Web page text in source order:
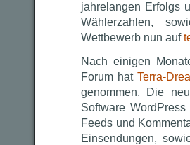
jahrelangen Erfolgs
Wählerzahlen,
Wettbewerb nun auf
Nach einigen
Forum hat Terra-
genommen. Die
Software
Feeds und
Einsendungen,